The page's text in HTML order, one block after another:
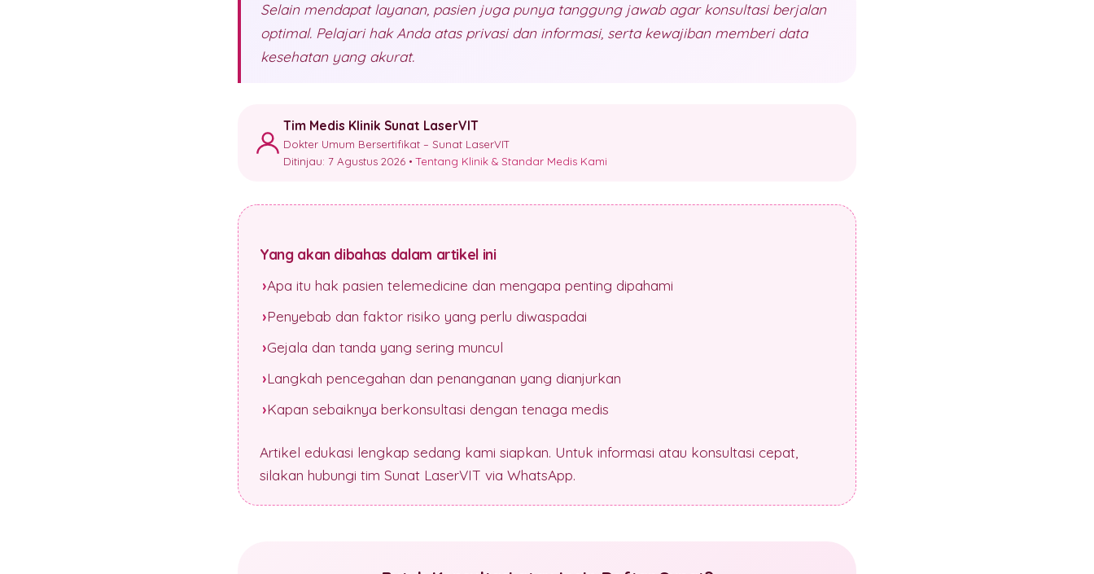
Selain mendapat layanan, pasien juga punya tanggung jawab agar konsultasi berjalan
optimal. Pelajari hak Anda atas privasi dan informasi, serta kewajiban memberi data
kesehatan yang akurat.
Tim Medis Klinik Sunat LaserVIT
Dokter Umum Bersertifikat – Sunat LaserVIT
Ditinjau: 7 Agustus 2026 •Tentang Klinik & Standar Medis Kami
Yang akan dibahas dalam artikel ini
Apa itu hak pasien telemedicine dan mengapa penting dipahami
Penyebab dan faktor risiko yang perlu diwaspadai
Gejala dan tanda yang sering muncul
Langkah pencegahan dan penanganan yang dianjurkan
Kapan sebaiknya berkonsultasi dengan tenaga medis
Artikel edukasi lengkap sedang kami siapkan. Untuk informasi atau konsultasi cepat,
silakan hubungi tim Sunat LaserVIT via WhatsApp.